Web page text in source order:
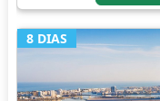
8 DIAS